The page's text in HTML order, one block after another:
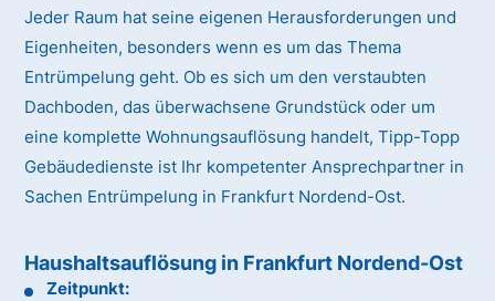
Jeder Raum hat seine eigenen Herausforderungen und
Eigenheiten, besonders wenn es um das Thema
Entrümpelung geht. Ob es sich um den verstaubten
Dachboden, das überwachsene Grundstück oder um
eine komplette Wohnungsauflösung handelt, Tipp-Topp
Gebäudedienste ist Ihr kompetenter Ansprechpartner in
Sachen Entrümpelung in Frankfurt Nordend-Ost.
Haushaltsauflösung in Frankfurt Nordend-Ost
Zeitpunkt: